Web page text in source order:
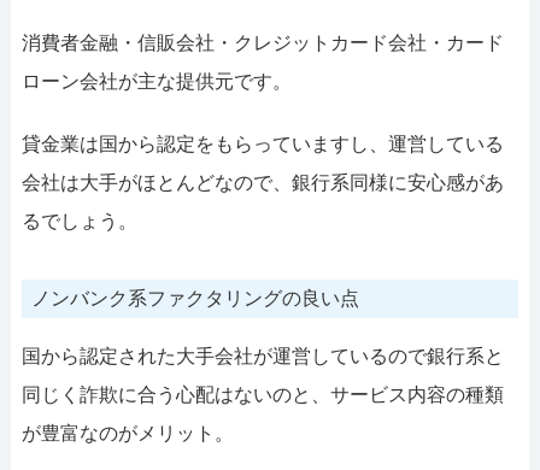
消費者金融・信販会社・クレジットカード会社・カード
ローン会社が主な提供元です。
貸金業は国から認定をもらっていますし、運営している
会社は大手がほとんどなので、銀行系同様に安心感があ
るでしょう。
ノンバンク系ファクタリングの良い点
国から認定された大手会社が運営しているので銀行系と
同じく詐欺に合う心配はないのと、サービス内容の種類
が豊富なのがメリット。